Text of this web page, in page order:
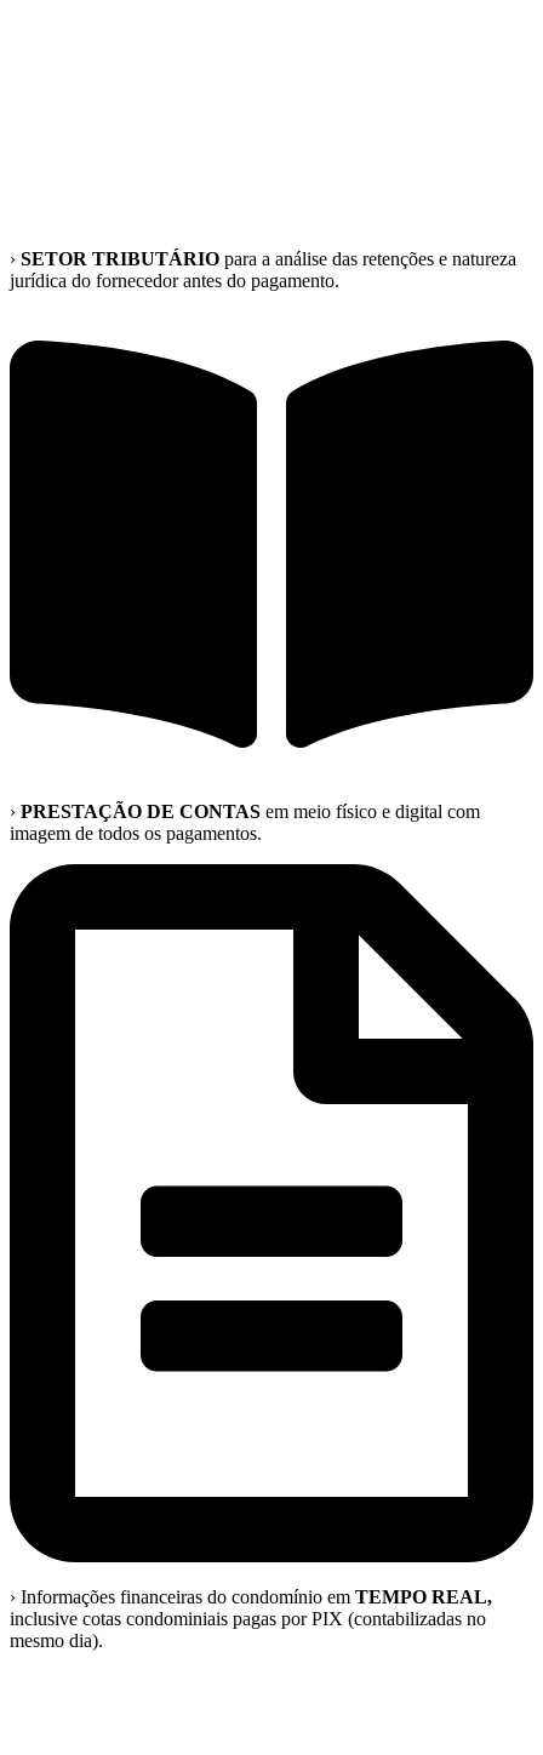
› SETOR TRIBUTÁRIO para a análise das retenções e natureza
jurídica do fornecedor antes do pagamento.
› PRESTAÇÃO DE CONTAS em meio físico e digital com
imagem de todos os pagamentos.
› Informações financeiras do condomínio em TEMPO REAL,
inclusive cotas condominiais pagas por PIX (contabilizadas no
mesmo dia).